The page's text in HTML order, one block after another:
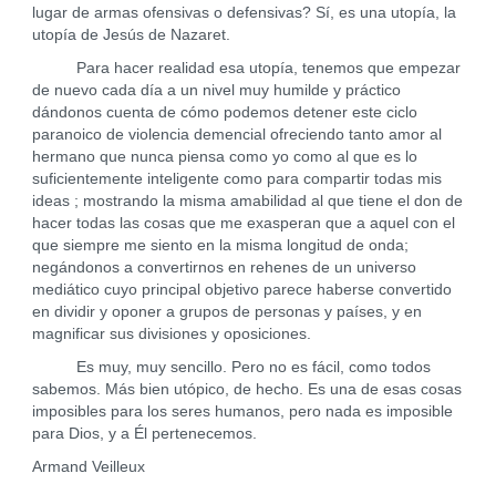
lugar de armas ofensivas o defensivas? Sí, es una utopía, la
utopía de Jesús de Nazaret.
Para hacer realidad esa utopía, tenemos que empezar
de nuevo cada día a un nivel muy humilde y práctico
dándonos cuenta de cómo podemos detener este ciclo
paranoico de violencia demencial ofreciendo tanto amor al
hermano que nunca piensa como yo como al que es lo
suficientemente inteligente como para compartir todas mis
ideas ; mostrando la misma amabilidad al que tiene el don de
hacer todas las cosas que me exasperan que a aquel con el
que siempre me siento en la misma longitud de onda;
negándonos a convertirnos en rehenes de un universo
mediático cuyo principal objetivo parece haberse convertido
en dividir y oponer a grupos de personas y países, y en
magnificar sus divisiones y oposiciones.
Es muy, muy sencillo. Pero no es fácil, como todos
sabemos. Más bien utópico, de hecho. Es una de esas cosas
imposibles para los seres humanos, pero nada es imposible
para Dios, y a Él pertenecemos.
Armand Veilleux